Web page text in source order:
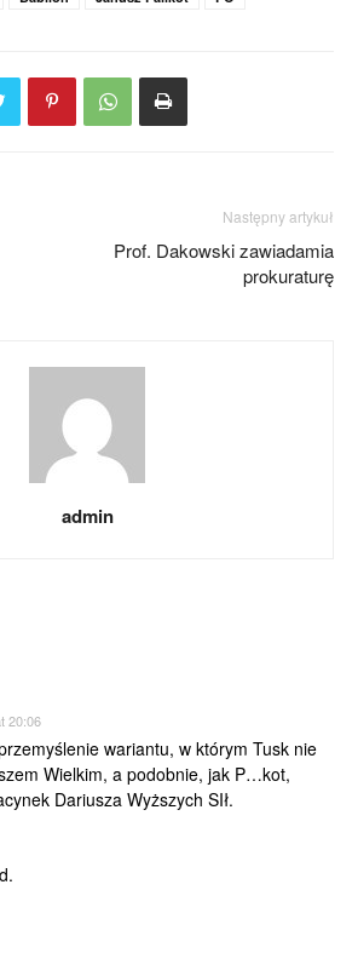
Następny artykuł
Prof. Dakowski zawiadamia
prokuraturę
admin
20:06
wariantu, w którym Tusk nie
Wielkim, a podobnie, jak P…kot,
Dariusza Wyższych SIł.